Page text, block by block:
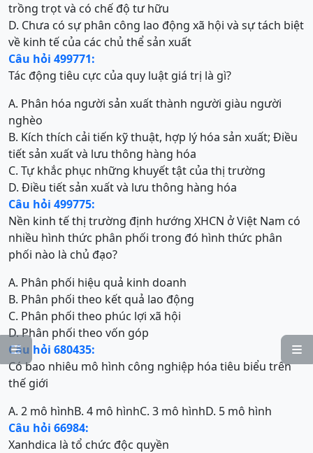


trồng trọt và có chế độ tư hữu
D. Chưa có sự phân công lao động xã hội và sự tách biệt
về kinh tế của các chủ thể sản xuất
Câu hỏi 499771:
Tác động tiêu cực của quy luật giá trị là gì?
A. Phân hóa người sản xuất thành người giàu người
nghèo
B. Kích thích cải tiến kỹ thuật, hợp lý hóa sản xuất; Điều
tiết sản xuất và lưu thông hàng hóa
C. Tự khắc phục những khuyết tật của thị trường
D. Điều tiết sản xuất và lưu thông hàng hóa
Câu hỏi 499775:
Nền kinh tế thị trường định hướng XHCN ở Việt Nam có
nhiều hình thức phân phối trong đó hình thức phân
phối nào là chủ đạo?
A. Phân phối hiệu quả kinh doanh
B. Phân phối theo kết quả lao động
C. Phân phối theo phúc lợi xã hội
D. Phân phối theo vốn góp
Câu hỏi 680435:
Có bao nhiêu mô hình công nghiệp hóa tiêu biểu trên
thế giới
A. 2 mô hìnhB. 4 mô hìnhC. 3 mô hìnhD. 5 mô hình
Câu hỏi 66984:
Xanhdica là tổ chức độc quyền